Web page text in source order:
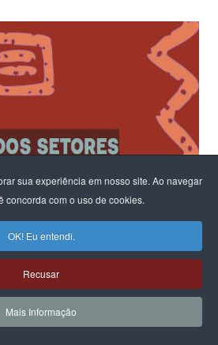
sua experiência em nosso site. Ao navegar
concorda com o uso de cookies.
OK! Eu entendi.
Recusar
Mais Informação